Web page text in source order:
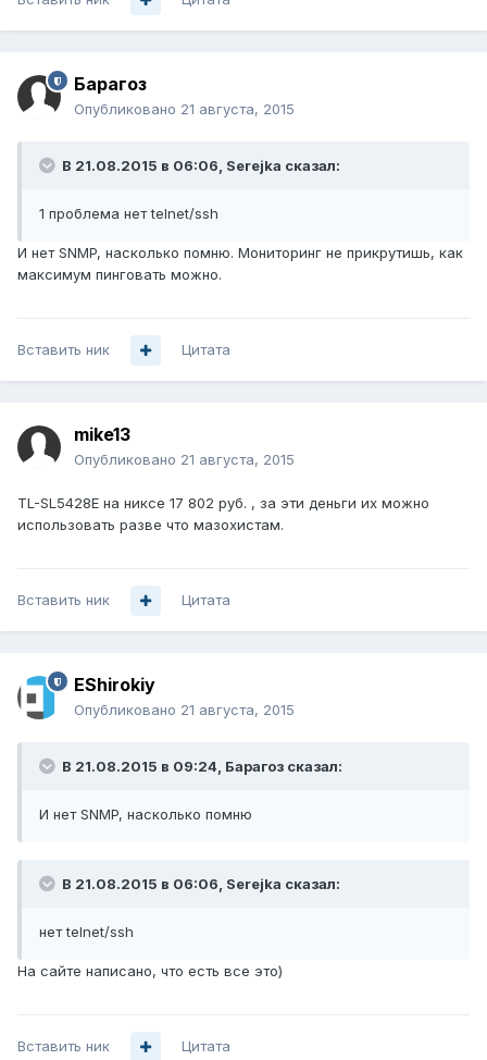
Барагоз
Опубликовано 21 августа, 2015
В 21.08.2015 в 06:06, Serejka сказал:
1 проблема нет telnet/ssh
И нет SNMP, насколько помню. Мониторинг не прикрутишь, как
максимум пинговать можно.
Вставить ник Цитата
mike13
Опубликовано 21 августа, 2015
TL-SL5428E на никсе 17 802 руб. , за эти деньги их можно
использовать разве что мазохистам.
Вставить ник Цитата
EShirokiy
Опубликовано 21 августа, 2015
В 21.08.2015 в 09:24, Барагоз сказал:
И нет SNMP, насколько помню
В 21.08.2015 в 06:06, Serejka сказал:
нет telnet/ssh
На сайте написано, что есть все это)
Вставить ник Цитата